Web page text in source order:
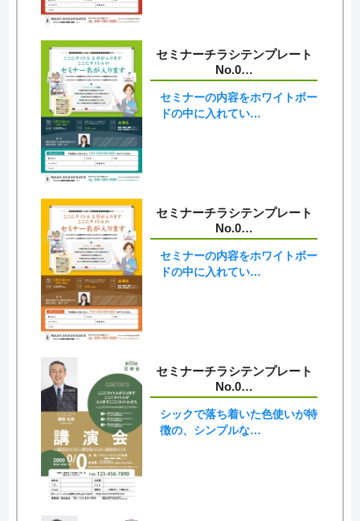
セミナーチラシテンプレート
No.0…
セミナーの内容をホワイトボー
ドの中に入れてい…
セミナーチラシテンプレート
No.0…
セミナーの内容をホワイトボー
ドの中に入れてい…
セミナーチラシテンプレート
No.0…
シックで落ち着いた色使いが特
徴の、シンプルな…